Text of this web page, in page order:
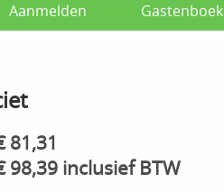
Aanmelden Gastenboek
81,31
98,39 inclusief BTW